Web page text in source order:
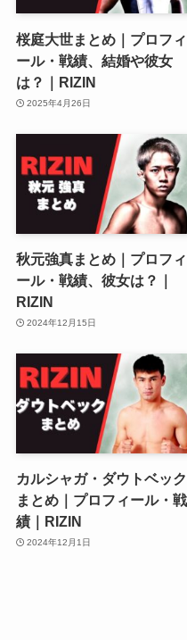
桜庭大世まとめ｜プロフィ
ール・戦績、結婚や彼女
は？｜RIZIN
2025年4月26日
秋元強真まとめ｜プロフィ
ール・戦績、彼女は？｜
RIZIN
2024年12月15日
カルシャガ・ダウトベック
まとめ｜プロフィール・戦
績｜RIZIN
2024年12月1日